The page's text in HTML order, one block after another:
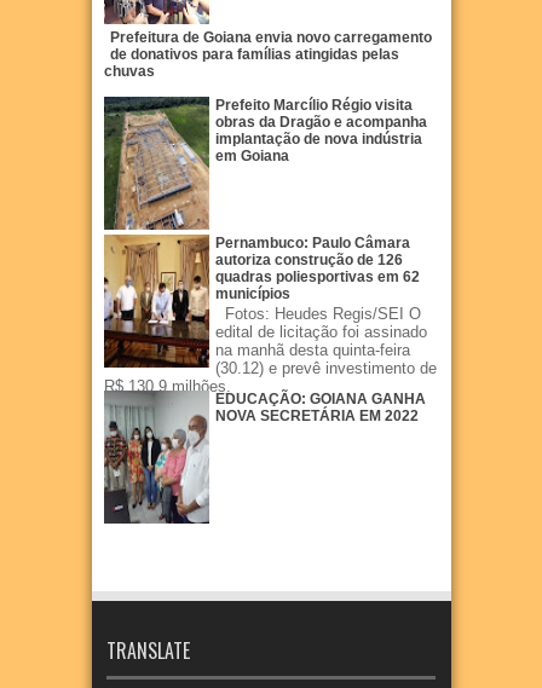
Prefeitura de Goiana envia novo carregamento
de donativos para famílias atingidas pelas
chuvas
Prefeito Marcílio Régio visita
obras da Dragão e acompanha
implantação de nova indústria
em Goiana
Pernambuco: Paulo Câmara
autoriza construção de 126
quadras poliesportivas em 62
municípios
Fotos: Heudes Regis/SEI O
edital de licitação foi assinado
na manhã desta quinta-feira
(30.12) e prevê investimento de
R$ 130,9 milhões.
EDUCAÇÃO: GOIANA GANHA
NOVA SECRETÁRIA EM 2022
TRANSLATE